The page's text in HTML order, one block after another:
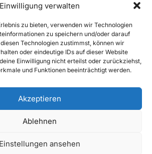
Einwilligung verwalten
zu bieten, verwenden wir Technologien
zu speichern und/oder darauf
Technologien zustimmst, können wir
oder eindeutige IDs auf dieser Website
Einwilligung nicht erteilst oder zurückziehst,
und Funktionen beeinträchtigt werden.
Akzeptieren
Ablehnen
Einstellungen ansehen
Wassermühle Birgel · Alle Rechte
WiderrufsbelehrungVertrag widerrufen
Ruft uns an